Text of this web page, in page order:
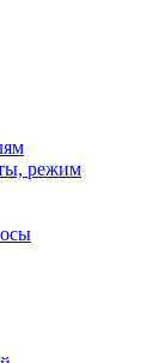
режим